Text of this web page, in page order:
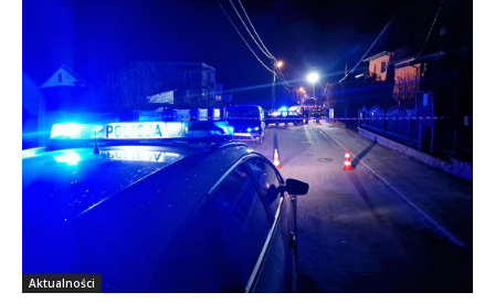
Aktualności